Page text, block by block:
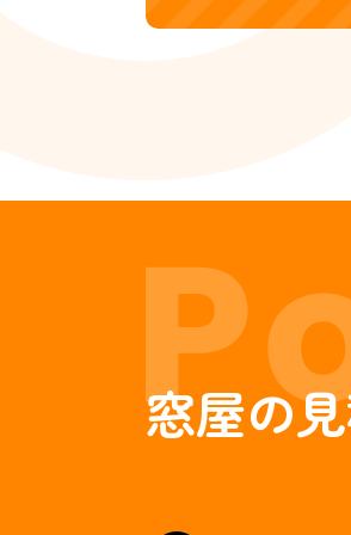
窓屋の